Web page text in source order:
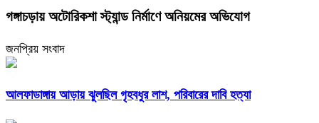
গঙ্গাচড়ায় অটোরিকশা স্ট্যান্ড নির্মাণে অনিয়মের অভিযোগ
জনপ্রিয় সংবাদ
আলফাডাঙ্গায় আড়ায় ঝুলছিল গৃহবধুর লাশ, পরিবারের দাবি হত্যা